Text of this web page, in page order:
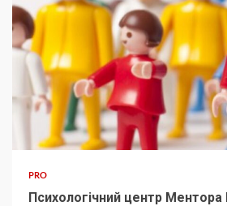
PRO
Психологічний центр Ментора